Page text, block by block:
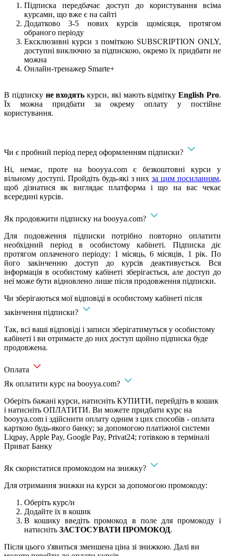
Підписка передбачає доступ до користування всіма
курсами, що вже є на сайті
Додатково 3-5 нових курсів щомісяця, протягом
обраного періоду
Ексклюзивні курси з поміткою SUBSCRIPTION ONLY,
доступні виключно за підпискою, окремо їх придбати не
можна
Онлайн-тренажер Smarte+
​В підписку не входять курси, які мають відмітку English Pro.
Їх можна придбати за окрему оплату у постійне
користування.
Чи є пробний період перед оформленням підписки?
Ні, немає, проте на booyya.com є безкоштовні курси у
вільному доступі. Пройдіть будь-які з нихза цим посиланням,
щоб дізнатися як виглядає платформа і що на вас чекає
всередині курсів.
Як продовжити підписку на booyya.com?
Для подовження підписки потрібно повторно оплатити
необхідний період в особистому кабінеті. Підписка діє
протягом оплаченого періоду: 1 місяць, 6 місяців, 1 рік. По
його закінченню доступ до курсів деактивується. Вся
інформація в особистому кабінеті зберігається, але доступ до
неї може бути відновлено лише після продовження підписки.
Чи зберігаються мої відповіді в особистому кабінеті після
закінчення підписки?
Так, всі ваші відповіді і записи зберігатимуться у особистому
кабінеті і ви отримаєте до них доступ щойно підписка буде
продовжена.
Оплата
Як оплатити курс на booyya.com?
Оберіть бажані курси, натисніть КУПИТИ, перейдіть в кошик
і натисніть ОПЛАТИТИ. Ви можете придбати курс на
booyya.com і здійснити оплату одним з цих способів - оплата
карткою будь-якого банку; за допомогою платіжної системи
Liqpay, Apple Pay, Google Pay, Privat24; готівкою в терміналі
Приват Банку
Як скористатися промокодом на знижку?
Для отримання знижки на курси за допомогою промокоду:
Оберіть курс/и
Додайте їх в кошик
В кошику введіть промокод в поле для промокоду і
натисніть ЗАСТОСУВАТИ ПРОМОКОД.
Після цього з'явиться зменшена ціна зі знижкою. Далі ви